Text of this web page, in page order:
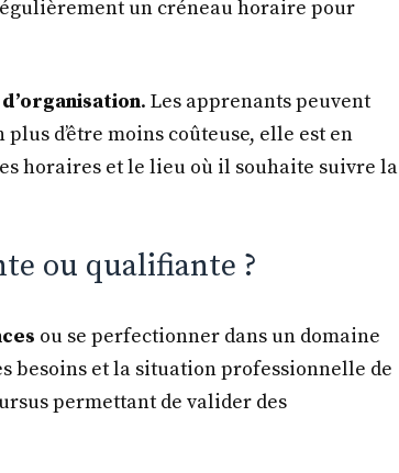
un créneau horaire pour
. Les apprenants peuvent
d’être moins coûteuse, elle est en
horaires et le lieu où il souhaite suivre la
ou qualifiante ?
ou se perfectionner dans un domaine
besoins et la situation professionnelle de
permettant de valider des